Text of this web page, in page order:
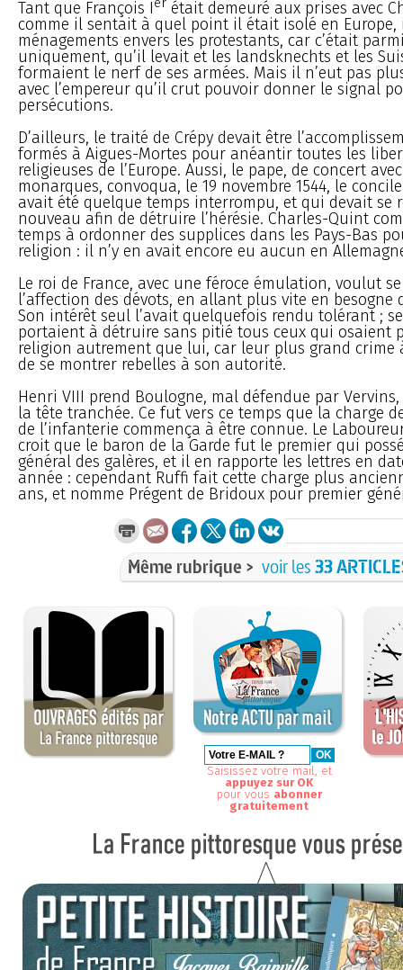
Tant que François I
était demeuré aux prises avec
comme il sentait à quel point il était isolé en Europe,
ménagements envers les protestants, car c’était
uniquement, qu’il levait et les landsknechts et les
formaient le nerf de ses armées. Mais il n’eut pas
avec l’empereur qu’il crut pouvoir donner le signal
persécutions.
D’ailleurs, le traité de Crépy devait être
formés à Aigues-Mortes pour anéantir toutes les
religieuses de l’Europe. Aussi, le pape, de concert
monarques, convoqua, le 19 novembre 1544, le
avait été quelque temps interrompu, et qui devait se
nouveau afin de détruire l’hérésie. Charles-Quint
temps à ordonner des supplices dans les Pays-Bas
religion : il n’y en avait encore eu aucun en
Le roi de France, avec une féroce émulation, voulut
l’affection des dévots, en allant plus vite en besogne
Son intérêt seul l’avait quelquefois rendu tolérant ;
portaient à détruire sans pitié tous ceux qui osaient
religion autrement que lui, car leur plus grand crime
de se montrer rebelles à son autorité.
Henri VIII prend Boulogne, mal défendue par
la tête tranchée. Ce fut vers ce temps que la charge
de l’infanterie commença à être connue. Le
croit que le baron de la Garde fut le premier qui
général des galères, et il en rapporte les lettres en
année : cependant Ruffi fait cette charge plus
ans, et nomme Prégent de Bridoux pour premier
Même rubrique > voir les33
Saisissez votre mail, et
appuyez sur OK
pour vous abonner
gratuitement